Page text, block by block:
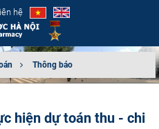
hệ
Thông báo
hiện dự toán thu - chi